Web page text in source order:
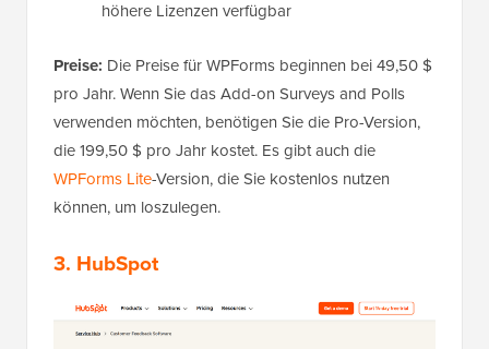
höhere Lizenzen verfügbar
Preise: Die Preise für WPForms beginnen bei 49,50 $
pro Jahr. Wenn Sie das Add-on Surveys and Polls
verwenden möchten, benötigen Sie die Pro-Version,
die 199,50 $ pro Jahr kostet. Es gibt auch die
WPForms Lite-Version, die Sie kostenlos nutzen
können, um loszulegen.
3. HubSpot